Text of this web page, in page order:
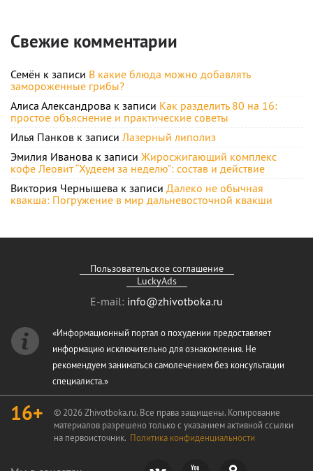
Свежие комментарии
Семён к записи В какие блюда можно добавлять
замороженные грибы?
Алиса Александрова к записи Как разделить 80 на 16:
простое объяснение и практические советы
Илья Панков к записи Лазерный липолиз
Эмилия Иванова к записи Жиросжигающий комплекс
кофе Леовит “Худеем за неделю”: состав и действие
Виктория Чернышева к записи Далеко не обычная
квакша: Погружение в мир дальневосточной квакши
Пользовательское соглашение
LuckyAds
E-mail: info@zhivotboka.ru
«Информационный портал о похудении предоставляет
информацию исключительно для ознакомления. Не
рекомендуем заниматься самолечением без консультации
специалиста.»
16+
© 2026 Zhivotboka.ru. Все права защищены. Копирование
материалов разрешено только с указанием активной ссылки
на первоисточник. Политика конфиденциальности